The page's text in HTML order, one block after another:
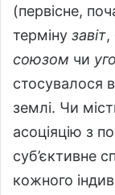
(первісне,
терміну завіт,
союзом чи
стосувалося
землі. Чи
асоціяцію з
суб’єктивне
кожного